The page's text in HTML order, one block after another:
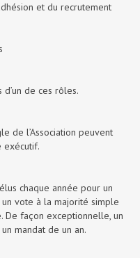
et du recrutement
de ces rôles.
de l’Association peuvent
exécutif.
chaque année pour un
vote à la majorité simple
De façon exceptionnelle, un
mandat de un an.